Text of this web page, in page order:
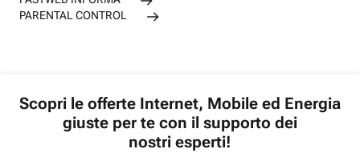
PARENTAL CONTROL
Scopri le offerte Internet, Mobile ed Energia
giuste per te con il supporto dei
nostri esperti!